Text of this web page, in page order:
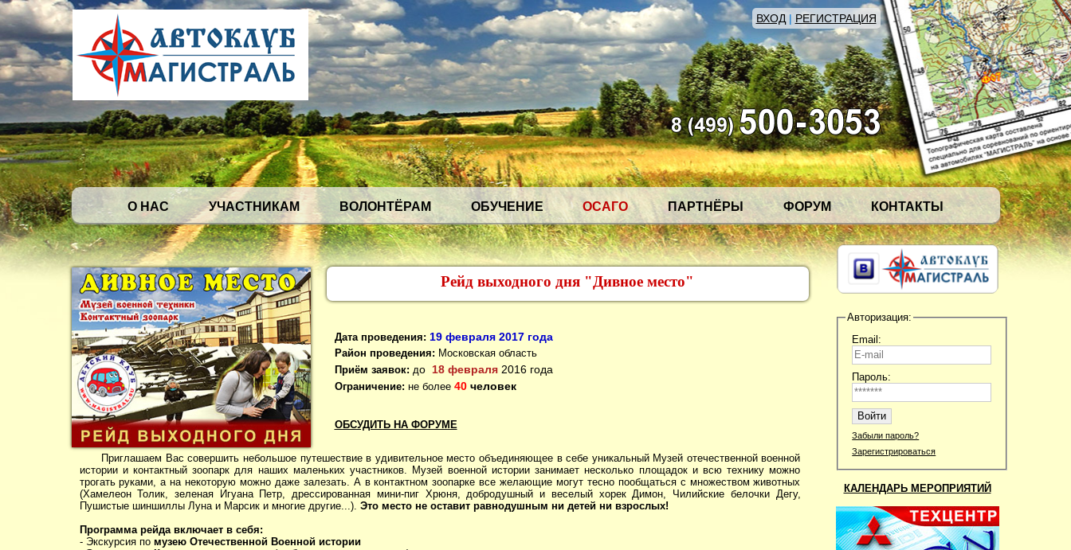
ВХОД| РЕГИСТРАЦИЯ
О НАС УЧАСТНИКАМ ВОЛОНТЁРАМ ОБУЧЕНИЕ ОСАГО ПАРТНЁРЫ ФОРУМ КОНТАКТЫ
Авторизация:
Email:
Пароль:
Забыли пароль?
Зарегистрироваться
КАЛЕНДАРЬ МЕРОПРИЯТИЙ
Рейд выходного дня "Дивное место"
Дата проведения: 19 февраля 2017 года
Район проведения: Московская область
Приём заявок: до 18 февраля 2016 года
Ограничение: не более 40 человек
ОБСУДИТЬ НА ФОРУМЕ
Приглашаем Вас совершить небольшое путешествие в удивительное место объединяющее в себе уникальный Музей отечественной военной
истории и контактный зоопарк для наших маленьких участников. Музей военной истории занимает несколько площадок и всю технику можно
трогать руками, а на некоторую можно даже залезать. А в контактном зоопарке все желающие могут тесно пообщаться с множеством животных
(Хамелеон Толик, зеленая Игуана Петр, дрессированная мини-пиг Хрюня, добродушный и веселый хорек Димон, Чилийские белочки Дегу,
Пушистые шиншиллы Луна и Марсик и многие другие...). Это место не оставит равнодушным ни детей ни взрослых!
Программа рейда включает в себя:
- Экскурсия по музею Отечественной Военной истории